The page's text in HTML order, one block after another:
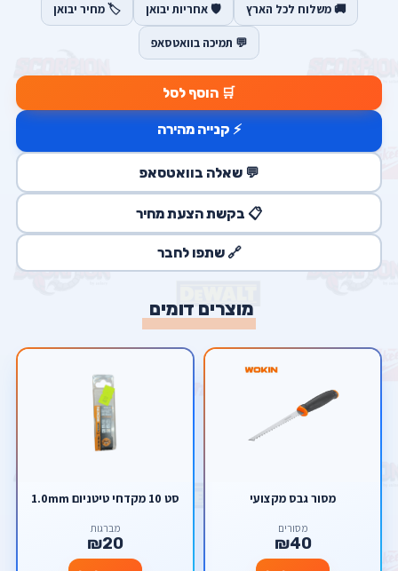
🚚 משלוח לכל הארץ 🛡️ אחריות יבואן 🏷️ מחיר יבואן
💬 תמיכה בוואטסאפ
🛒 הוסף לסל
⚡ קנייה מהירה
💬 שאלה בוואטסאפ
📋 בקשת הצעת מחיר
🔗 שתפו לחבר
מוצרים דומים
מסור גבס מקצועי
מסורים
₪40
סט 10 מקדחי טיטניום 1.0mm
מברגות
₪20